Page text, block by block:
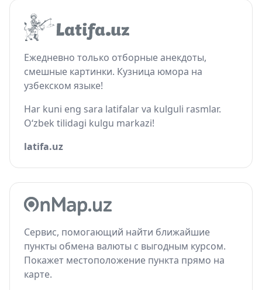
Ежедневно только отборные анекдоты,
смешные картинки. Кузница юмора на
узбекском языке!
Har kuni eng sara latifalar va kulguli rasmlar.
O‘zbek tilidagi kulgu markazi!
latifa.uz
Сервис, помогающий найти ближайшие
пункты обмена валюты с выгодным курсом.
Покажет местоположение пункта прямо на
карте.